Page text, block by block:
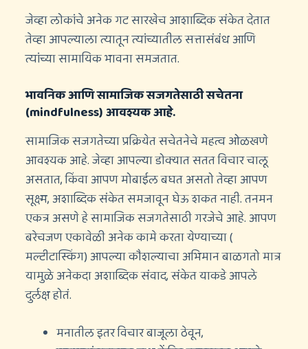
जेव्हा लोकांचे अनेक गट सारखेच आशाब्दिक संकेत देतात
तेव्हा आपल्याला त्यातून त्यांच्यातील सत्तासंबंध आणि
त्यांच्या सामायिक भावना समजतात.
भावनिक आणि सामाजिक सजगतेसाठी सचेतना
(mindfulness) आवश्यक आहे.
सामाजिक सजगतेच्या प्रक्रियेत सचेतनेचे महत्व ओळखणे
आवश्यक आहे. जेव्हा आपल्या डोक्यात सतत विचार चालू
असतात, किंवा आपण मोबाईल बघत असतो तेव्हा आपण
सूक्ष्म, अशाब्दिक संकेत समजावून घेऊ शकत नाही. तनमन
एकत्र असणे हे सामाजिक सजगतेसाठी गरजेचे आहे. आपण
बरेचजण एकावेळी अनेक कामे करता येण्याच्या (
मल्टीटास्किंग) आपल्या कौशल्याचा अभिमान बाळगतो मात्र
यामुळे अनेकदा अशाब्दिक संवाद, संकेत याकडे आपले
दुर्लक्ष होतं.
मनातील इतर विचार बाजूला ठेवून,